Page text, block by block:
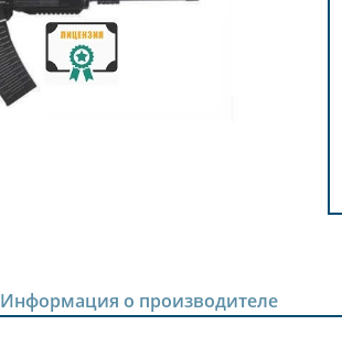
Информация о производителе